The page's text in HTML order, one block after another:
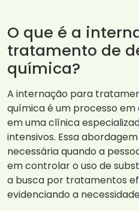
O que é a
tratamento de
química?
A internação para
química é um processo em
em uma clínica
intensivos. Essa
necessária quando a
em controlar o uso de
a busca por tratamentos
evidenciando a